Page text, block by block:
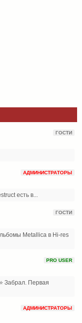
ГОСТИ
АДМИНИСТРАТОРЫ
есть в...
ГОСТИ
Metallica в Hi-res
PRO USER
Забрал. Первая
АДМИНИСТРАТОРЫ